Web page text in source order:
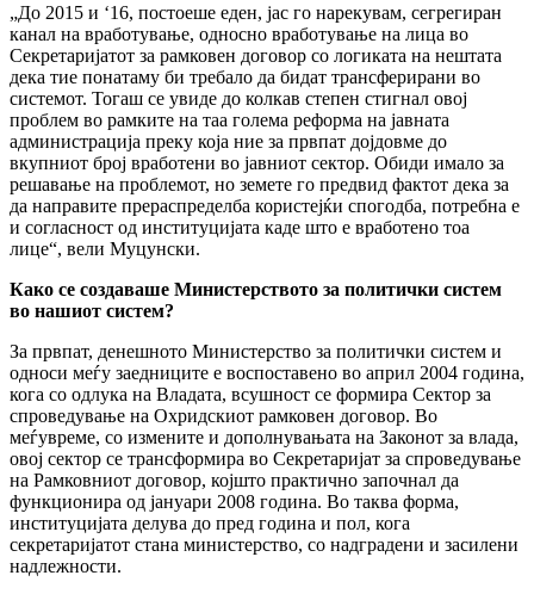
„До 2015 и ʻ16, постоеше еден, јас го нарекувам, сегрегиран
канал на вработување, односно вработување на лица во
Секретаријатот за рамковен договор со логиката на нештата
дека тие понатаму би требало да бидат трансферирани во
системот. Тогаш се увиде до колкав степен стигнал овој
проблем во рамките на таа голема реформа на јавната
администрација преку која ние за првпат дојдовме до
вкупниот број вработени во јавниот сектор. Обиди имало за
решавање на проблемот, но земете го предвид фактот дека за
да направите прераспределба користејќи спогодба, потребна е
и согласност од институцијата каде што е вработено тоа
лице“, вели Муцунски.
Како се создаваше Министерството за политички систем
во нашиот систем?
За првпат, денешното Министерство за политички систем и
односи меѓу заедниците е воспоставено во април 2004 година,
кога со одлука на Владата, всушност се формира Сектор за
спроведување на Охридскиот рамковен договор. Во
меѓувреме, со измените и дополнувањата на Законот за влада,
овој сектор се трансформира во Секретаријат за спроведување
на Рамковниот договор, којшто практично започнал да
функционира од јануари 2008 година. Во таква форма,
институцијата делува до пред година и пол, кога
секретаријатот стана министерство, со надградени и засилени
надлежности.